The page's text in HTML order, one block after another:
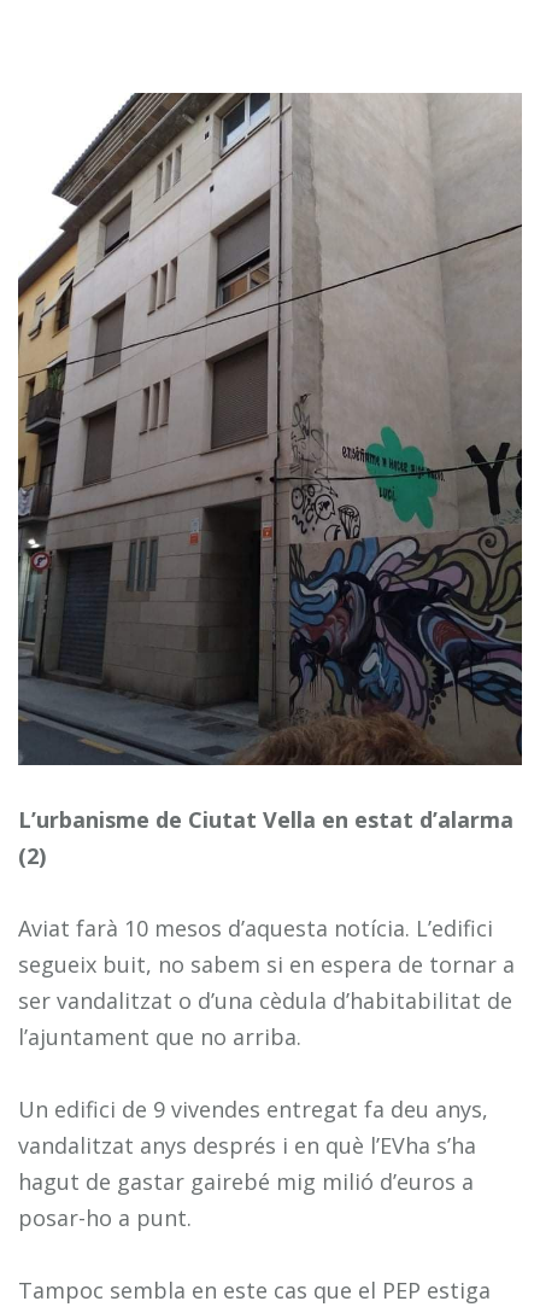
L’urbanisme de Ciutat Vella en estat d’alarma
(2)
Aviat farà 10 mesos d’aquesta notícia. L’edifici
segueix buit, no sabem si en espera de tornar a
ser vandalitzat o d’una cèdula d’habitabilitat de
l’ajuntament que no arriba.
Un edifici de 9 vivendes entregat fa deu anys,
vandalitzat anys després i en què l’EVha s’ha
hagut de gastar gairebé mig milió d’euros a
posar-ho a punt.
Tampoc sembla en este cas que el PEP estiga